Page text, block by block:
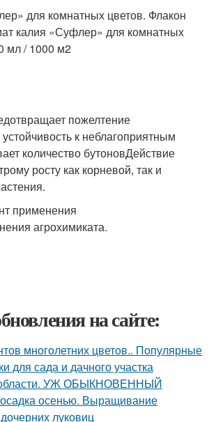
для комнатных цветов. Флакон
калия «Суфлер» для комнатных
мл / 1000 м2
пожелтение
к неблагоприятным
количество бутоновДействие
росту как корневой, так и
применения
агрохимиката.
на сайте:
многолетних цветов.. Популярные
для сада и дачного участка
области. УЖ ОБЫКНОВЕННЫЙ
осенью. Выращивание
луковиц